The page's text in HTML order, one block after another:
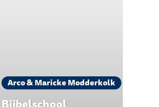
Arco & Maricke Modderkolk